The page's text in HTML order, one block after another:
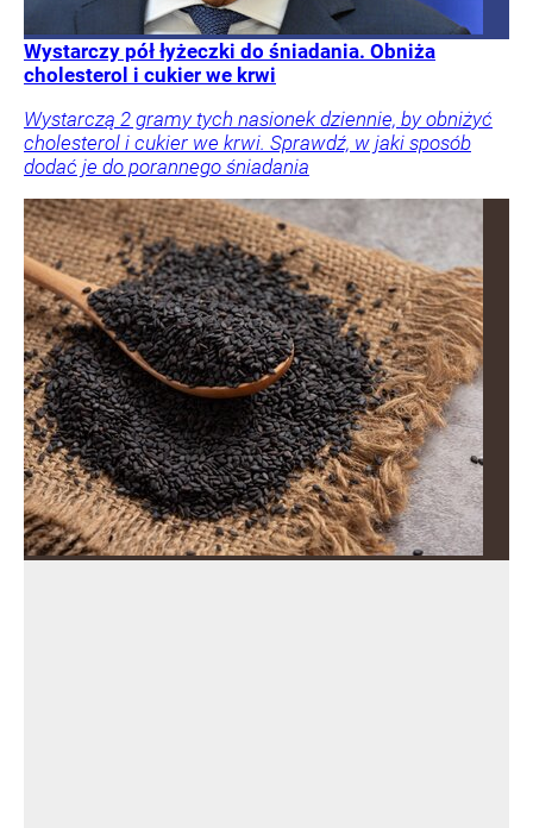
Wystarczy pół łyżeczki do śniadania. Obniża
cholesterol i cukier we krwi
Wystarczą 2 gramy tych nasionek dziennie, by obniżyć
cholesterol i cukier we krwi. Sprawdź, w jaki sposób
dodać je do porannego śniadania